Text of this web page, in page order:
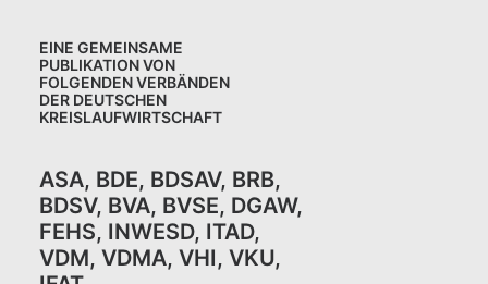
EINE GEMEINSAME
PUBLIKATION VON
FOLGENDEN VERBÄNDEN
DER DEUTSCHEN
KREISLAUFWIRTSCHAFT
ASA, BDE, BDSAV, BRB,
BDSV, BVA, BVSE, DGAW,
FEHS, INWESD, ITAD,
VDM, VDMA, VHI, VKU,